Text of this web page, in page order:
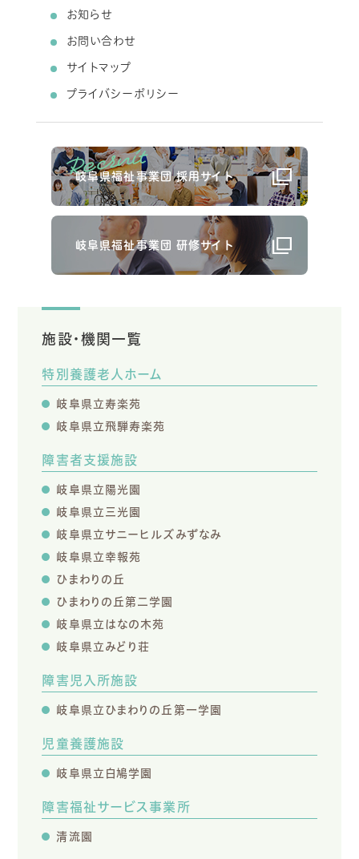
お知らせ
お問い合わせ
サイトマップ
プライバシーポリシー
岐阜県福祉事業団 採用サイト
岐阜県福祉事業団 研修サイト
施設・機関一覧
特別養護老人ホーム
岐阜県立寿楽苑
岐阜県立飛騨寿楽苑
障害者支援施設
岐阜県立陽光園
岐阜県立三光園
岐阜県立サニーヒルズみずなみ
岐阜県立幸報苑
ひまわりの丘
ひまわりの丘第二学園
岐阜県立はなの木苑
岐阜県立みどり荘
障害児入所施設
岐阜県立ひまわりの丘第一学園
児童養護施設
岐阜県立白鳩学園
障害福祉サービス事業所
清流園